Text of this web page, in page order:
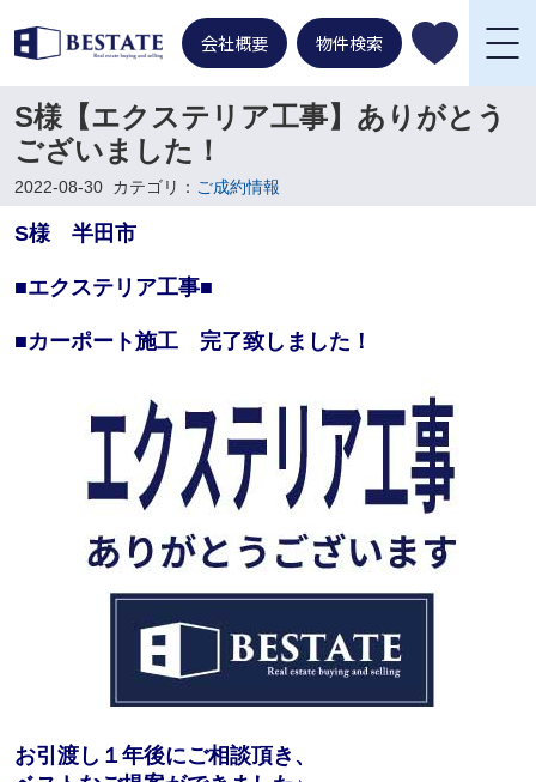
会社概要 物件検索
S様【エクステリア工事】ありがとう
ございました！
2022-08-30 カテゴリ： ご成約情報
S様 半田市
■エクステリア工事■
■カーポート施工 完了致しました！
お引渡し１年後にご相談頂き、